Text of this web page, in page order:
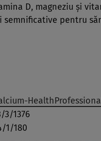
D, magneziu și
pentru
3/1376
1/180